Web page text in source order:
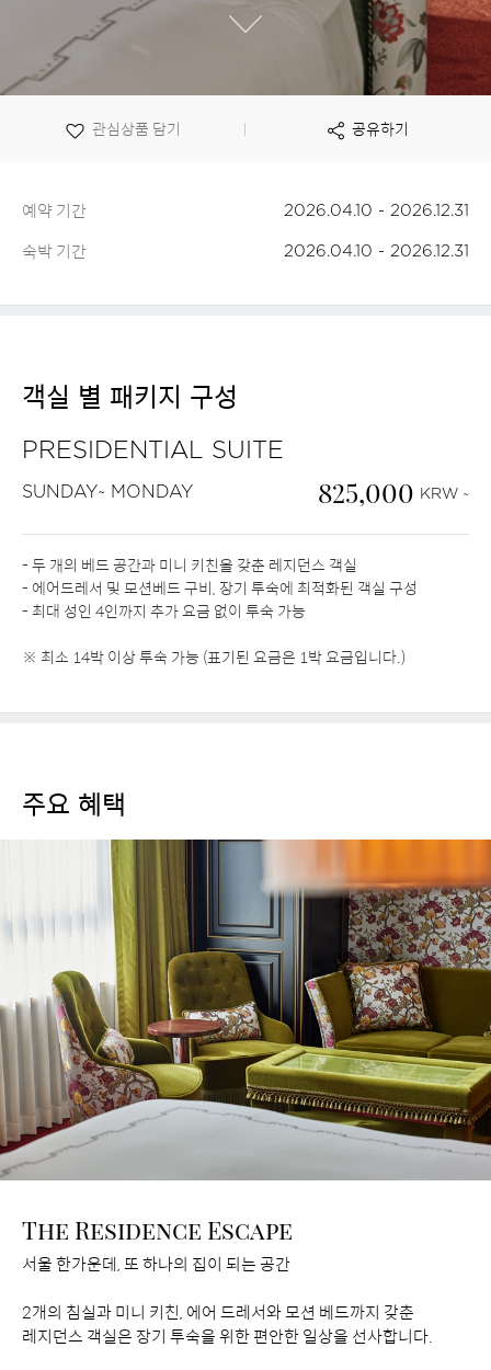
o
자
기
관심상품 담기 공유하기
예약 기간 2026.04.10 - 2026.12.31
숙박 기간 2026.04.10 - 2026.12.31
객실 별 패키지 구성
PRESIDENTIAL SUITE
SUNDAY~ MONDAY 825,000 KRW ~
- 두 개의 베드 공간과 미니 키친을 갖춘 레지던스 객실
- 에어드레서 및 모션베드 구비, 장기 투숙에 최적화된 객실 구성
- 최대 성인 4인까지 추가 요금 없이 투숙 가능
※ 최소 14박 이상 투숙 가능 (표기된 요금은 1박 요금입니다.)
주요 혜택
The Residence Escape
서울 한가운데, 또 하나의 집이 되는 공간
2개의 침실과 미니 키친, 에어 드레서와 모션 베드까지 갖춘
레지던스 객실은 장기 투숙을 위한 편안한 일상을 선사합니다.